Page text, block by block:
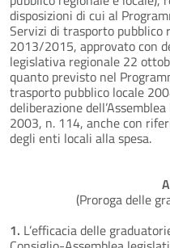
disposizioni di cui al
Servizi di trasporto pubblico
2013/2015, approvato con
legislativa regionale 22
quanto previsto nel
trasporto pubblico locale
deliberazione
2003, n. 114, anche con
degli enti locali alla spesa.
(Proroga delle
1. L’efficacia delle